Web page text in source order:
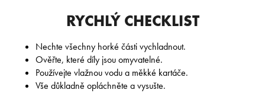
RYCHLÝ CHECKLIST
Nechte všechny horké části vychladnout.
Ověřte, které díly jsou omyvatelné.
Používejte vlažnou vodu a měkké kartáče.
Vše důkladně opláchněte a vysušte.